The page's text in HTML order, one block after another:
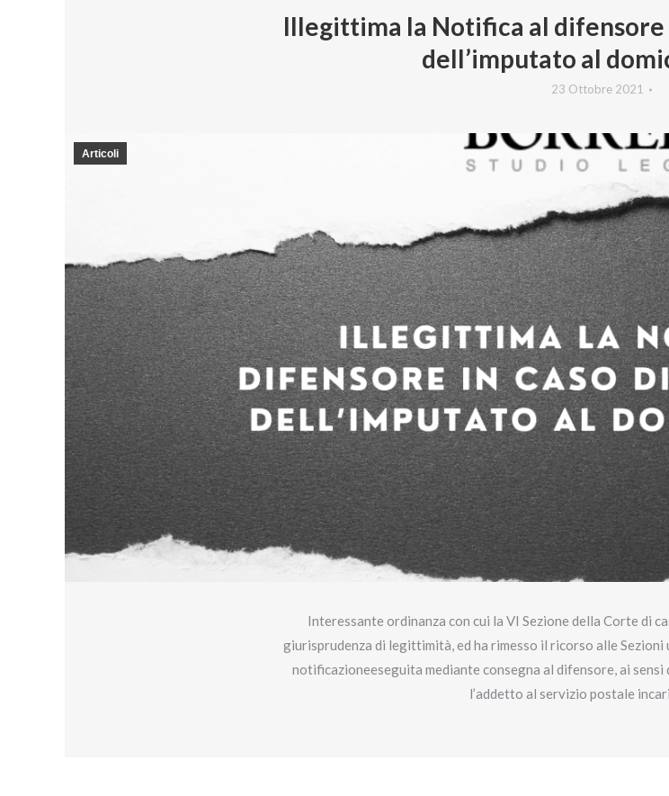
Illegittima la Notifica al
dell’imputato al
23 Ottobre 2021
Articoli
Interessante ordinanza con cui la VI Sezione della Corte di
giurisprudenza di legittimità, ed ha rimesso il ricorso alle
notificazioneeseguita mediante consegna al difensore, ai sensi
l’addetto al servizio postale